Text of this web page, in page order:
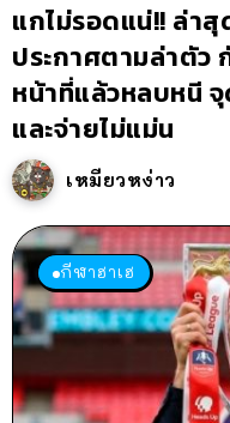
แกไม่รอดแน่!! ล่า
ประกาศตามล่าตัว
หน้าที่แล้วหลบหนี
และจ่ายไม่แม่น
เหมียวหง่าว
กีฬาฮาเฮ